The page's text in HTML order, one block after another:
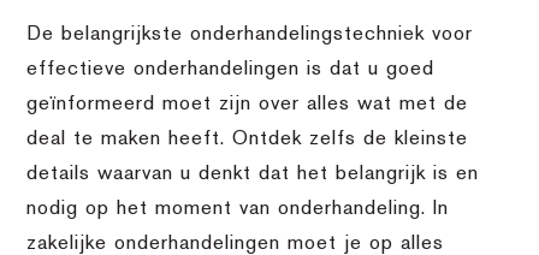
De belangrijkste onderhandelingstechniek voor
effectieve onderhandelingen is dat u goed
geïnformeerd moet zijn over alles wat met de
deal te maken heeft. Ontdek zelfs de kleinste
details waarvan u denkt dat het belangrijk is en
nodig op het moment van onderhandeling. In
zakelijke onderhandelingen moet je op alles